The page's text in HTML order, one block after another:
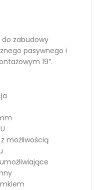
zabudowy
pasywnego i
19”.
z możliwością